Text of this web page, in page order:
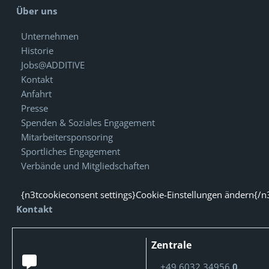
Über uns
Unternehmen
Historie
Jobs@ADDITIVE
Kontakt
Anfahrt
Presse
Spenden & Soziales Engagement
Mitarbeitersponsoring
Sportliches Engagement
Verbände und Mitgliedschaften
{n3tcookieconsent settings}Cookie-Einstellungen ändern{/
Kontakt
Zentrale